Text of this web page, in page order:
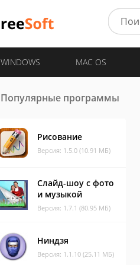
WINDOWS MAC OS
Популярные программы
Рисование
Версия: 1.5.0 (10.91 МБ)
Слайд-шоу с фото
и музыкой
Версия: 1.7.1 (80.95 МБ)
Ниндзя
Версия: 1.1.10 (25.11 МБ)